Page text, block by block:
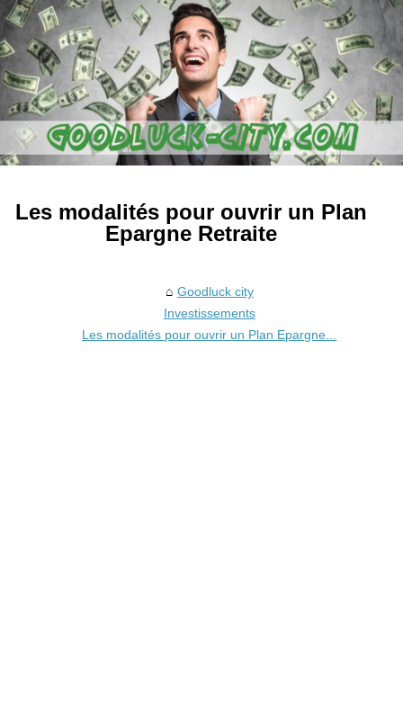
Les modalités pour ouvrir un Plan
Epargne Retraite
Goodluck city
Investissements
Les modalités pour ouvrir un Plan Epargne...